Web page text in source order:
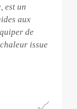
est un
aux
de
issue